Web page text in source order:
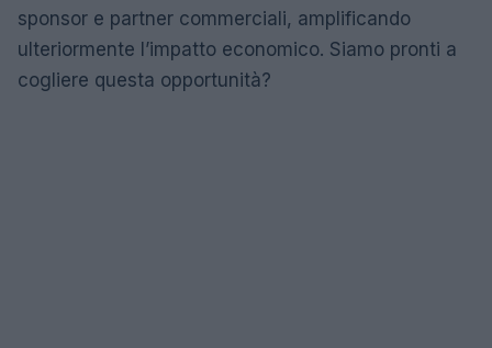
sponsor e partner commerciali, amplificando
ulteriormente l’impatto economico. Siamo pronti a
cogliere questa opportunità?